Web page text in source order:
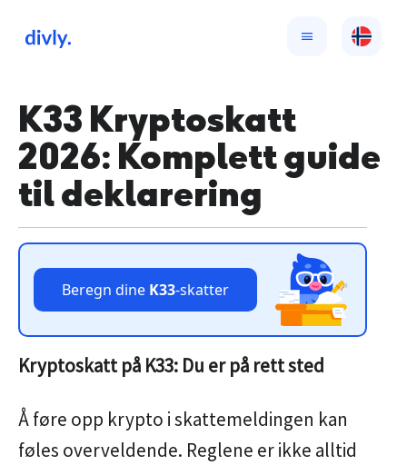
K33 Kryptoskatt
2026: Komplett guide
til deklarering
Beregn dine K33-skatter
Kryptoskatt på K33: Du er på rett sted
Å føre opp krypto i skattemeldingen kan
føles overveldende. Reglene er ikke alltid